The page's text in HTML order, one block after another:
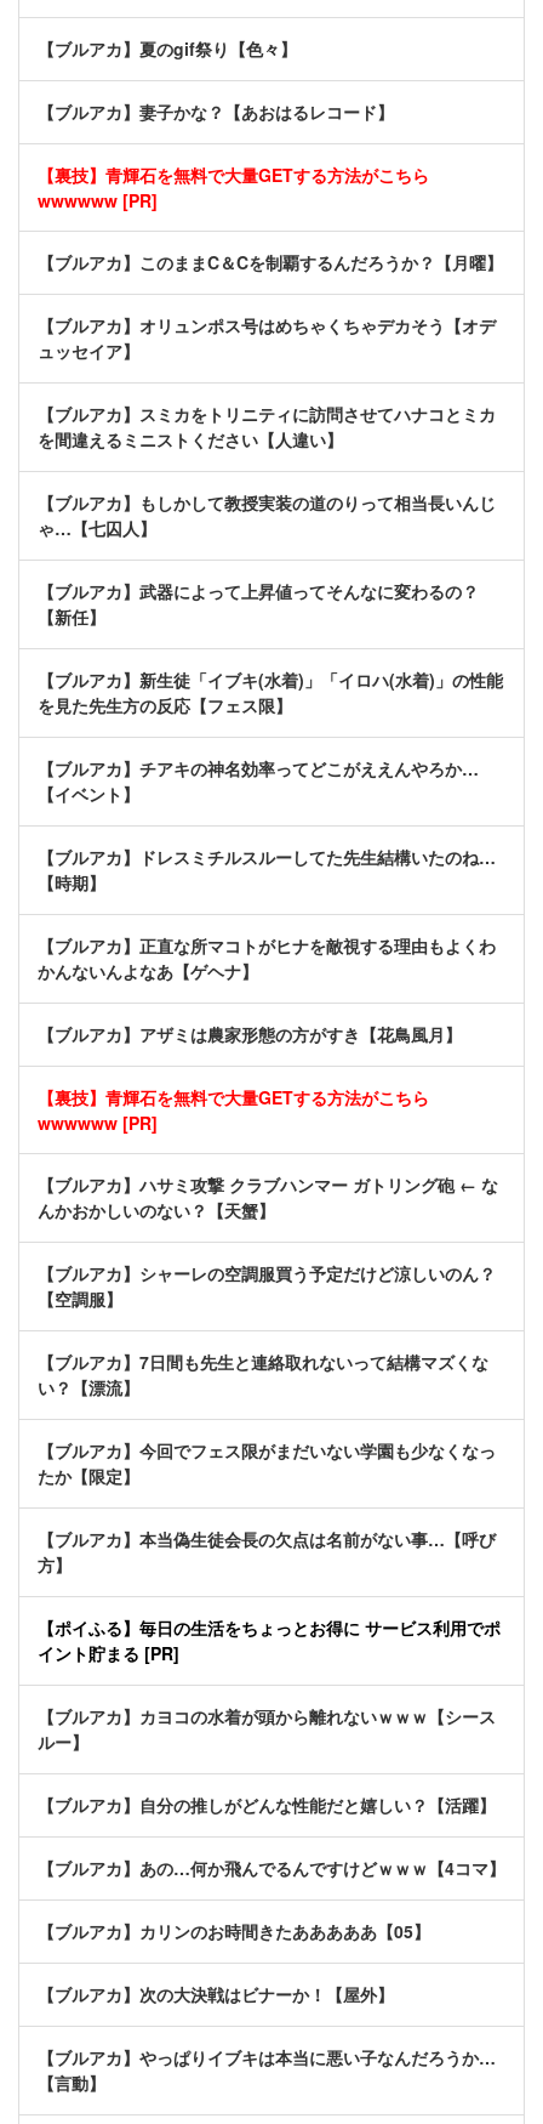
【ブルアカ】夏のgif祭り【色々】
【ブルアカ】妻子かな？【あおはるレコード】
【裏技】青輝石を無料で大量GETする方法がこちら
wwwwww [PR]
【ブルアカ】このままC＆Cを制覇するんだろうか？【月曜】
【ブルアカ】オリュンポス号はめちゃくちゃデカそう【オデ
ュッセイア】
【ブルアカ】スミカをトリニティに訪問させてハナコとミカ
を間違えるミニストください【人違い】
【ブルアカ】もしかして教授実装の道のりって相当長いんじ
ゃ…【七囚人】
【ブルアカ】武器によって上昇値ってそんなに変わるの？
【新任】
【ブルアカ】新生徒「イブキ(水着)」「イロハ(水着)」の性能
を見た先生方の反応【フェス限】
【ブルアカ】チアキの神名効率ってどこがええんやろか…
【イベント】
【ブルアカ】ドレスミチルスルーしてた先生結構いたのね…
【時期】
【ブルアカ】正直な所マコトがヒナを敵視する理由もよくわ
かんないんよなあ【ゲヘナ】
【ブルアカ】アザミは農家形態の方がすき【花鳥風月】
【裏技】青輝石を無料で大量GETする方法がこちら
wwwwww [PR]
【ブルアカ】ハサミ攻撃 クラブハンマー ガトリング砲 ← な
んかおかしいのない？【天蟹】
【ブルアカ】シャーレの空調服買う予定だけど涼しいのん？
【空調服】
【ブルアカ】7日間も先生と連絡取れないって結構マズくな
い？【漂流】
【ブルアカ】今回でフェス限がまだいない学園も少なくなっ
たか【限定】
【ブルアカ】本当偽生徒会長の欠点は名前がない事…【呼び
方】
【ポイふる】毎日の生活をちょっとお得に サービス利用でポ
イント貯まる [PR]
【ブルアカ】カヨコの水着が頭から離れないｗｗｗ【シース
ルー】
【ブルアカ】自分の推しがどんな性能だと嬉しい？【活躍】
【ブルアカ】あの…何か飛んでるんですけどｗｗｗ【4コマ】
【ブルアカ】カリンのお時間きたあああああ【05】
【ブルアカ】次の大決戦はビナーか！【屋外】
【ブルアカ】やっぱりイブキは本当に悪い子なんだろうか…
【言動】